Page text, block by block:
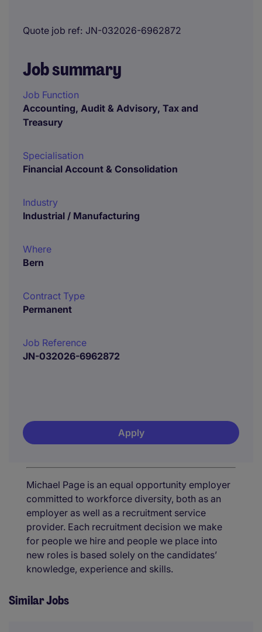
Quote job ref JN-032026-6962872
Job summary
Job Function
Accounting, Audit & Advisory, Tax and
Treasury
Specialisation
Financial Account & Consolidation
Industry
Industrial / Manufacturing
Where
Bern
Contract Type
Permanent
Job Reference
JN-032026-6962872
Apply
Michael Page is an equal opportunity employer
committed to workforce diversity, both as an
employer as well as a recruitment service
provider. Each recruitment decision we make
for people we hire and people we place into
new roles is based solely on the candidates’
knowledge, experience and skills.
Similar Jobs